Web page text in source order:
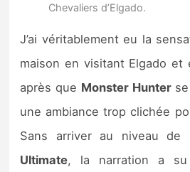
Chevaliers d’Elgado.
J’ai véritablement eu la
maison en visitant Elgado et
après que Monster Hunterse
une ambiance trop clichée
Sans arriver au niveau de
Ultimate, la narration a su